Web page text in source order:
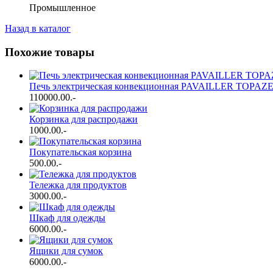
Промышленное
Назад в каталог
Похожие товары
Печь электрическая конвекционная PAVAILLER TOPAZE
110000.00.-
Корзинка для распродажи
1000.00.-
Покупательская корзина
500.00.-
Тележка для продуктов
3000.00.-
Шкаф для одежды
6000.00.-
Ящики для сумок
6000.00.-